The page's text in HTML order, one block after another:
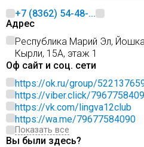
+7 (8362) 54-48-...
Адрес
Республика Марий Эл,
Кырли, 15А, этаж 1
Оф сайт и соц. сети
https://ok.ru/group/
https://viber.click/
https://vk.com/lingva12club
https://wa.me/79677584090
Показать все
Вы были здесь?